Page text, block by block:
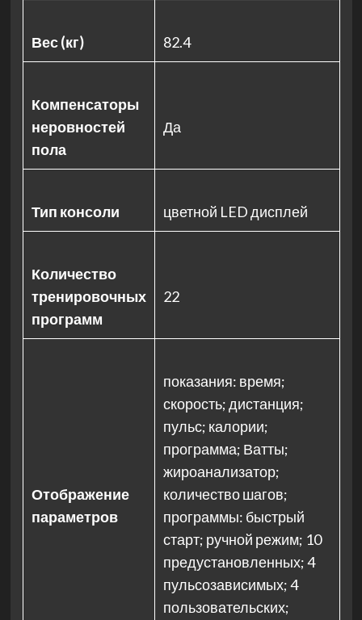
Вес (кг) 82.4
Компенсаторы
неровностей
пола
Да
Тип консоли цветной LED дисплей
Количество
тренировочных
программ
22
Отображение
параметров
показания: время;
скорость; дистанция;
пульс; калории;
программа; Ватты;
жироанализатор;
количество шагов;
программы: быстрый
старт; ручной режим; 10
предустановленных; 4
пульсозависимых; 4
пользовательских;